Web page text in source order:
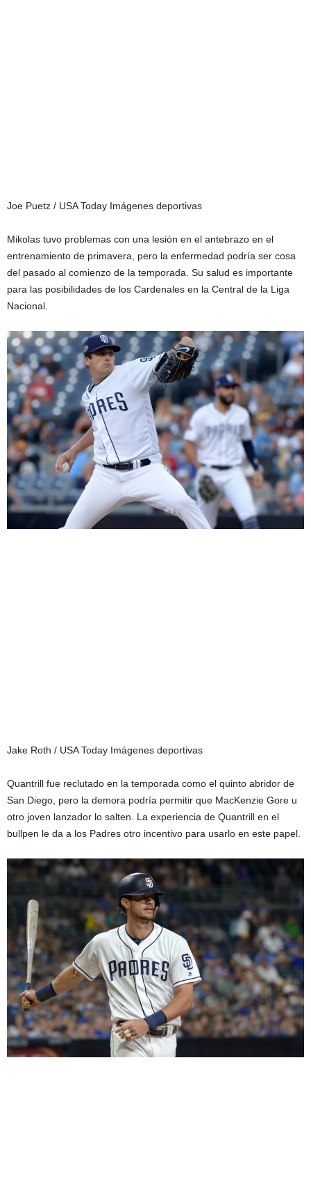
Joe Puetz / USA Today Imágenes deportivas
Mikolas tuvo problemas con una lesión en el antebrazo en el
entrenamiento de primavera, pero la enfermedad podría ser cosa
del pasado al comienzo de la temporada. Su salud es importante
para las posibilidades de los Cardenales en la Central de la Liga
Nacional.
Jake Roth / USA Today Imágenes deportivas
Quantrill fue reclutado en la temporada como el quinto abridor de
San Diego, pero la demora podría permitir que MacKenzie Gore u
otro joven lanzador lo salten. La experiencia de Quantrill en el
bullpen le da a los Padres otro incentivo para usarlo en este papel.